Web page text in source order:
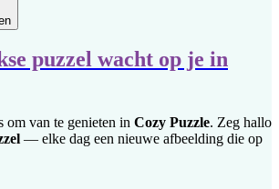
puzzel wacht op je in
om van te genieten in Cozy Puzzle. Zeg hallo
— elke dag een nieuwe afbeelding die op